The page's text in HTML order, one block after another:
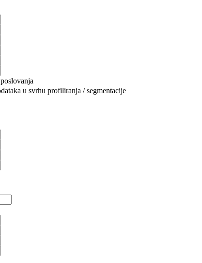
u svrhu profiliranja / segmentacije